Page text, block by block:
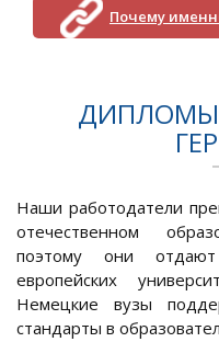
Почему
ДИПЛОМЫ
Наши работодатели
отечественном
поэтому они отдают
европейских
Немецкие вузы
стандарты в